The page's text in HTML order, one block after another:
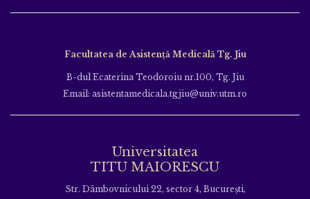
Facultatea de Asistență Medicală Tg. Jiu
B-dul Ecaterina Teodoroiu nr.100, Tg. Jiu
Email: asistentamedicala.tgjiu@univ.utm.ro
Universitatea
TITU MAIORESCU
Str. Dâmbovnicului 22, sector 4, București,